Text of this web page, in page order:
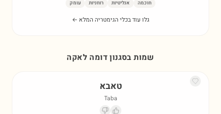
חוכמה אנליטיות רוחניות עומק
גלו עוד בכלי הגימטריה המלא ←
שמות בסגנון דומה לאקה
טאבא
Taba